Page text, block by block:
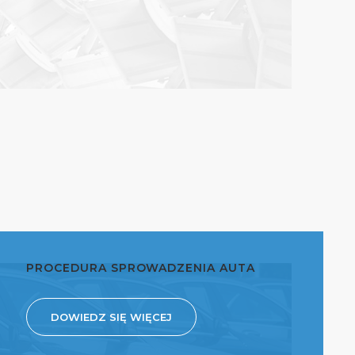
PROCEDURA SPROWADZENIA AUTA
DOWIEDZ SIĘ WIĘCEJ